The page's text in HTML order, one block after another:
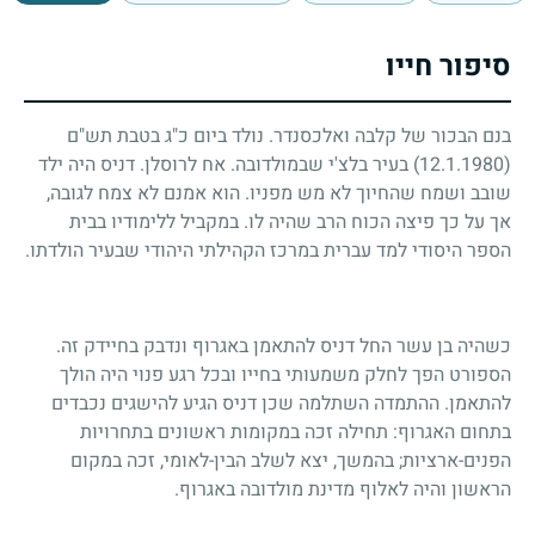
סיפור חייו
בנם הבכור של קלבה ואלכסנדר. נולד ביום כ"ג בטבת תש"ם
(12.1.1980)
בעיר בלצ'י שבמולדובה. אח לרוסלן. דניס היה ילד
שובב ושמח שהחיוך לא מש מפניו. הוא אמנם לא צמח לגובה,
אך על כך פיצה הכוח הרב שהיה לו. במקביל ללימודיו בבית
הספר היסודי למד עברית במרכז הקהילתי היהודי שבעיר הולדתו.
כשהיה בן עשר החל דניס להתאמן באגרוף ונדבק בחיידק זה.
הספורט הפך לחלק משמעותי בחייו ובכל רגע פנוי היה הולך
להתאמן. ההתמדה השתלמה שכן דניס הגיע להישגים נכבדים
בתחום האגרוף: תחילה זכה במקומות ראשונים בתחרויות
הפנים-ארציות; בהמשך, יצא לשלב הבין-לאומי, זכה במקום
הראשון והיה לאלוף מדינת מולדובה באגרוף.